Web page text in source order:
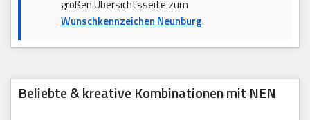
großen Übersichtsseite zum
Wunschkennzeichen Neunburg.
Beliebte & kreative Kombinationen mit NEN